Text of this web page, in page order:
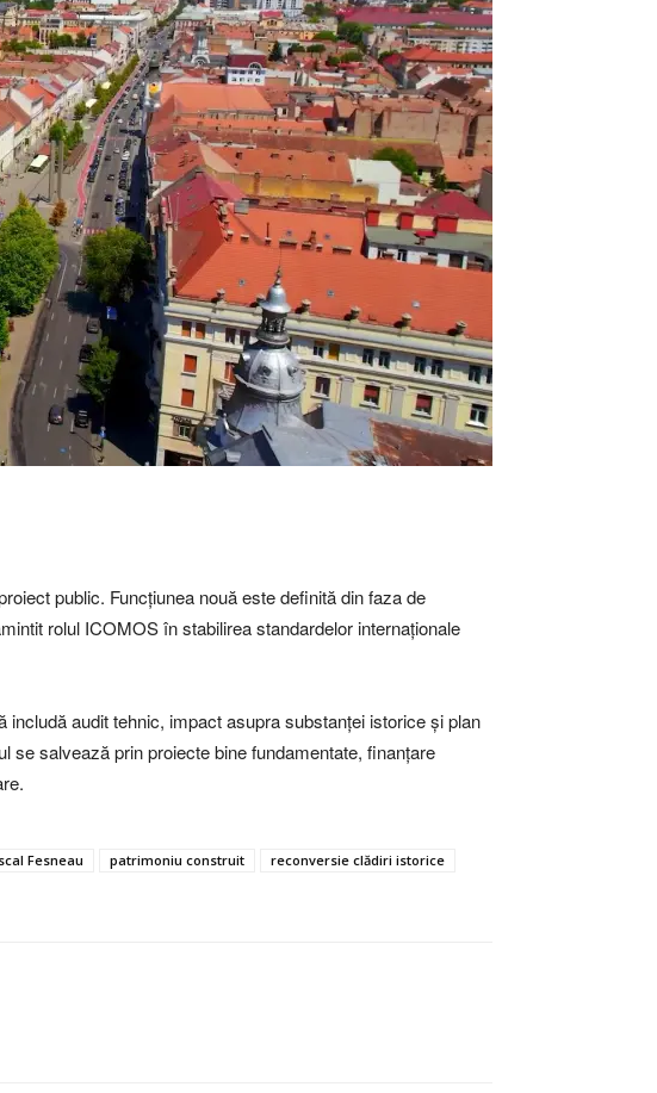
public. Funcțiunea nouă este definită din faza de
rolul ICOMOS în stabilirea standardelor internaționale
audit tehnic, impact asupra substanței istorice și plan
se salvează prin proiecte bine fundamentate, finanțare
Fesneau patrimoniu construit
reconversie clădiri istorice